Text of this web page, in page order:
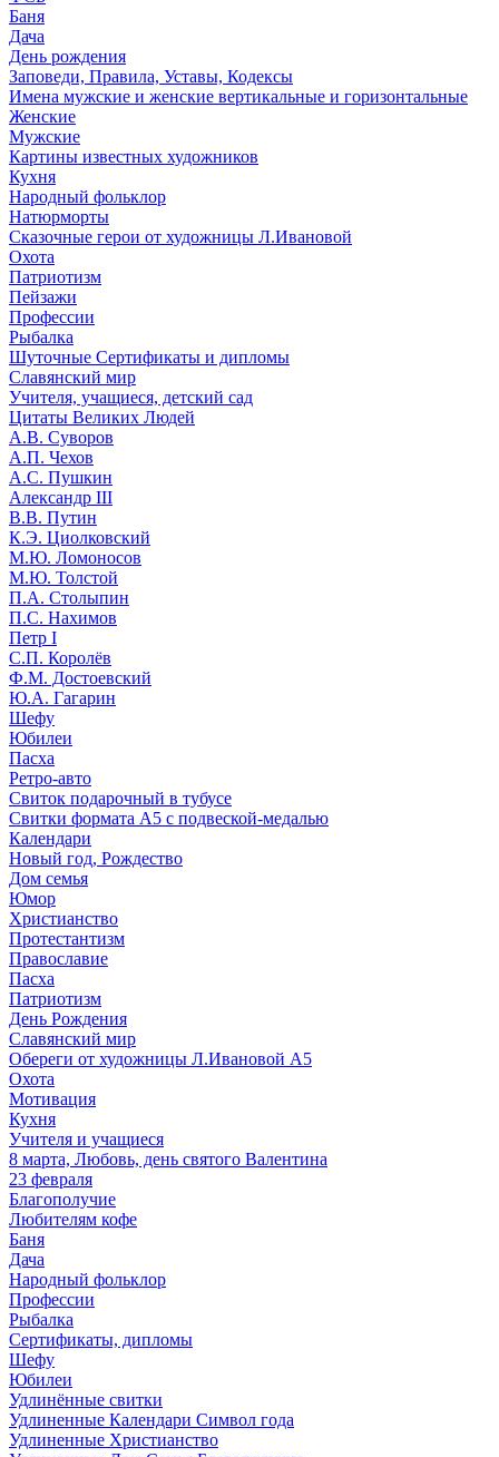
Баня
Дача
День рождения
Заповеди, Правила, Уставы, Кодексы
Имена мужские и женские вертикальные и горизонтальные
Женские
Мужские
Картины известных художников
Кухня
Народный фольклор
Натюрморты
Сказочные герои от художницы Л.Ивановой
Охота
Патриотизм
Пейзажи
Профессии
Рыбалка
Шуточные Сертификаты и дипломы
Славянский мир
Учителя, учащиеся, детский сад
Цитаты Великих Людей
А.В. Суворов
А.П. Чехов
А.С. Пушкин
Александр III
В.В. Путин
К.Э. Циолковский
М.Ю. Ломоносов
М.Ю. Толстой
П.А. Столыпин
П.С. Нахимов
Петр I
С.П. Королёв
Ф.М. Достоевский
Ю.А. Гагарин
Шефу
Юбилеи
Пасха
Ретро-авто
Свиток подарочный в тубусе
Свитки формата А5 с подвеской-медалью
Календари
Новый год, Рождество
Дом семья
Юмор
Христианство
Протестантизм
Православие
Пасха
Патриотизм
День Рождения
Славянский мир
Обереги от художницы Л.Ивановой А5
Охота
Мотивация
Кухня
Учителя и учащиеся
8 марта, Любовь, день святого Валентина
23 февраля
Благополучие
Любителям кофе
Баня
Дача
Народный фольклор
Профессии
Рыбалка
Сертификаты, дипломы
Шефу
Юбилеи
Удлинённые свитки
Удлиненные Календари Символ года
Удлиненные Христианство